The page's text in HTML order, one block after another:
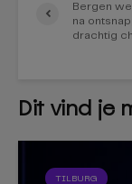
Bergen
na
drachtig
Dit vind je
TILBURG